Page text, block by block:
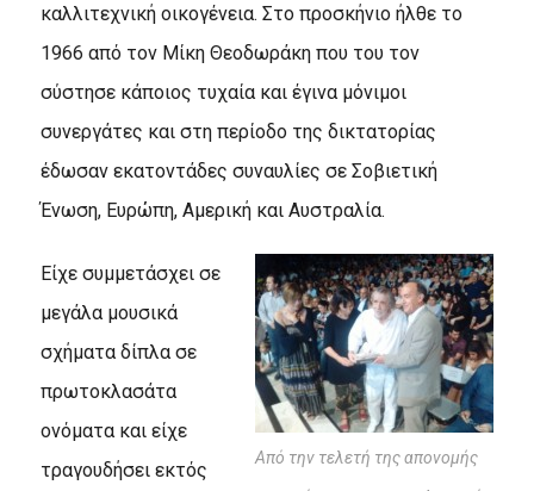
καλλιτεχνική οικογένεια. Στο προσκήνιο ήλθε το
1966 από τον Μίκη Θεοδωράκη που του τον
σύστησε κάποιος τυχαία και έγινα μόνιμοι
συνεργάτες και στη περίοδο της δικτατορίας
έδωσαν εκατοντάδες συναυλίες σε Σοβιετική
Ένωση, Ευρώπη, Αμερική και Αυστραλία.
Από την τελετή της απονομής
Είχε συμμετάσχει σε
μεγάλα μουσικά
σχήματα δίπλα σε
πρωτοκλασάτα
ονόματα και είχε
τραγουδήσει εκτός